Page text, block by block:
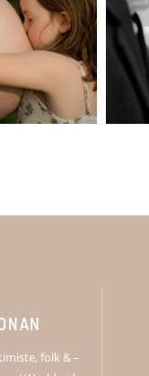
folk & –